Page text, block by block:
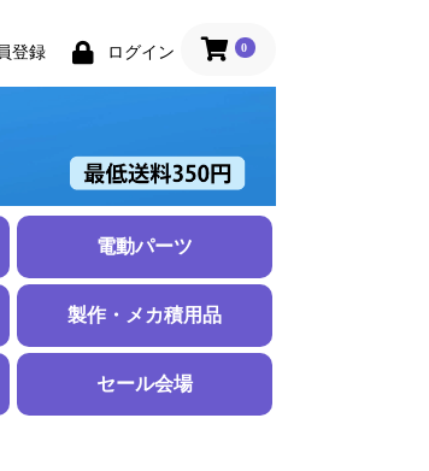
登録 ログイン 0
電動パーツ
モーター
パーツ
スピードコントローラー
Ｌipoバッテリー
配線
充電器・放電器
ePack (電動化ユニット)
ダクテッドファン
製作・メカ積用品
カバリングフィルム
プッシュロッド、アジャスター
コントロールホーン
接着剤、パテ
プラリペア
テープ、ビスナット他
セール会場